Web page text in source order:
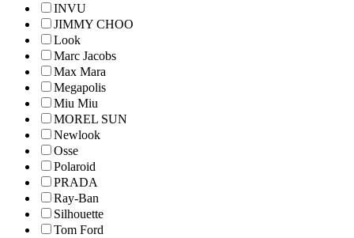
INVU
JIMMY CHOO
Look
Marc Jacobs
Max Mara
Megapolis
Miu Miu
MOREL SUN
Newlook
Osse
Polaroid
PRADA
Ray-Ban
Silhouette
Tom Ford